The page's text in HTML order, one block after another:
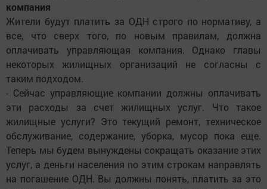
компания
Жители будут платить за ОДН строго по нормативу, а
все, что сверх того, по новым правилам, должна
оплачивать управляющая компания. Однако главы
некоторых жилищных организаций не согласны с
таким подходом.
- Сейчас управляющие компании должны оплачивать
эти расходы за счет жилищных услуг. Что такое
жилищные услуги? Это текущий ремонт, техническое
обслуживание, содержание, уборка, мусор пока еще.
Теперь мы будем вынуждены сокращать оказание этих
услуг, а деньги населения по этим строкам направлять
на погашение ОДН. Вы должны понять, платить за это